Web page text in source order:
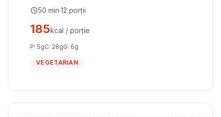
50 min·12 porții
185kcal / porție
P: 5gC: 28gG: 6g
VEGETARIAN